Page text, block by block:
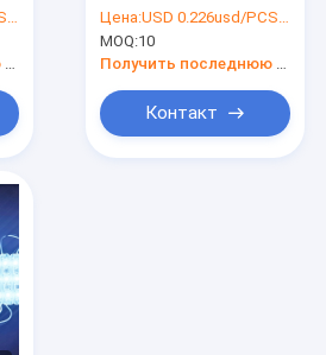
высокая для
письма канала
Цена:USD 0.226usd/PCS Price negotiable
MOQ:10
Контакт